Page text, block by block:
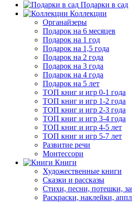
Подарки в сад
Коллекции
Органайзеры
Подарок на 6 месяцев
Подарок на 1 год
Подарок на 1,5 года
Подарок на 2 года
Подарок на 3 года
Подарок на 4 года
Подарок на 5 лет
ТОП книг и игр 0-1 года
ТОП книг и игр 1-2 года
ТОП книг и игр 2-3 года
ТОП книг и игр 3-4 года
ТОП книг и игр 4-5 лет
ТОП книг и игр 5-7 лет
Развитие речи
Монтессори
Книги
Художественные книги
Сказки и рассказы
Стихи, песни, потешки,
Раскраски, наклейки,